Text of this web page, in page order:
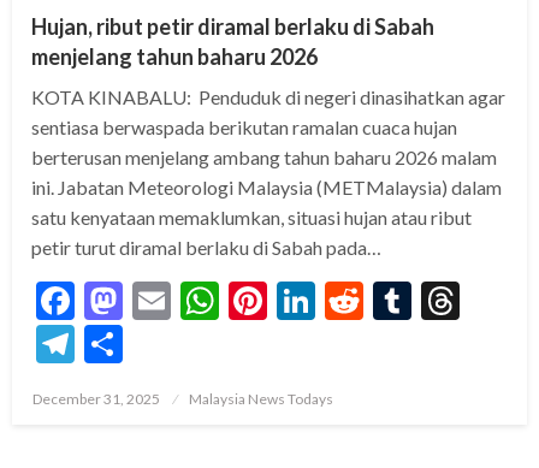
Hujan, ribut petir diramal berlaku di Sabah
menjelang tahun baharu 2026
KOTA KINABALU: Penduduk di negeri dinasihatkan agar
sentiasa berwaspada berikutan ramalan cuaca hujan
berterusan menjelang ambang tahun baharu 2026 malam
ini. Jabatan Meteorologi Malaysia (METMalaysia) dalam
satu kenyataan memaklumkan, situasi hujan atau ribut
petir turut diramal berlaku di Sabah pada…
Facebook
Mastodon
EmailWhatsApp
Pinterest
LinkedIn
RedditTumblr
Telegram
Posted
December 31, 2025 Malaysia News Todays